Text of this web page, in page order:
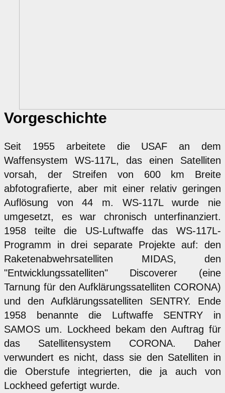
Vorgeschichte
Seit 1955 arbeitete die USAF an dem
Waffensystem WS-117L, das einen Satelliten
vorsah, der Streifen von 600 km Breite
abfotografierte, aber mit einer relativ geringen
Auflösung von 44 m. WS-117L wurde nie
umgesetzt, es war chronisch unterfinanziert.
1958 teilte die US-Luftwaffe das WS-117L-
Programm in drei separate Projekte auf: den
Raketenabwehrsatelliten MIDAS, den
"Entwicklungssatelliten" Discoverer (eine
Tarnung für den Aufklärungssatelliten CORONA)
und den Aufklärungssatelliten SENTRY. Ende
1958 benannte die Luftwaffe SENTRY in
SAMOS um. Lockheed bekam den Auftrag für
das Satellitensystem CORONA. Daher
verwundert es nicht, dass sie den Satelliten in
die Oberstufe integrierten, die ja auch von
Lockheed gefertigt wurde.